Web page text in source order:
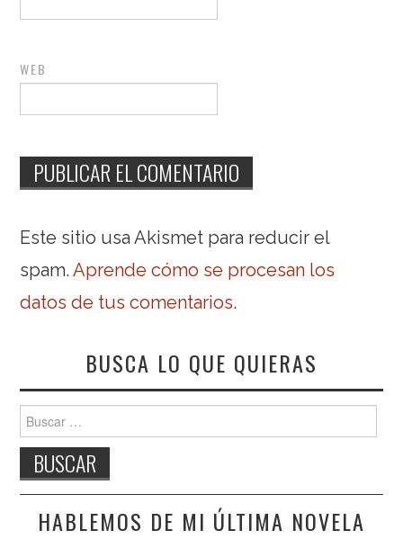
WEB
Este sitio usa Akismet para reducir el
spam.Aprende cómo se procesan los
datos de tus comentarios.
BUSCA LO QUE QUIERAS
Buscar:
HABLEMOS DE MI ÚLTIMA NOVELA